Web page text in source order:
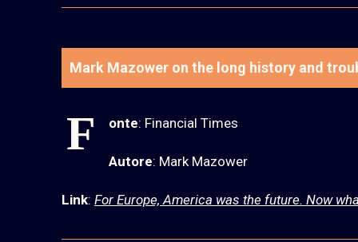
Mark Mazower on the long history and
F onte: Financial Times
Autore: Mark Mazower
Link: For Europe, America was the future. Now